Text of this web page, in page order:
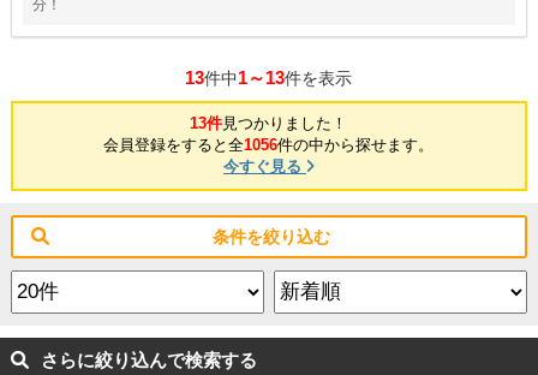
分！
13件中1～13件を表示
13件見つかりました！
会員登録をすると全1056件の中から探せます。
今すぐ見る
条件を絞り込む
さらに絞り込んで検索する